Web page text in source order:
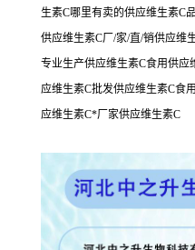
生素C哪里有卖的供应维生素C
供应维生素C厂/家/直/销供应维
专业生产供应维生素C食用供应
应维生素C批发供应维生素C食
应维生素C*厂家供应维生素C